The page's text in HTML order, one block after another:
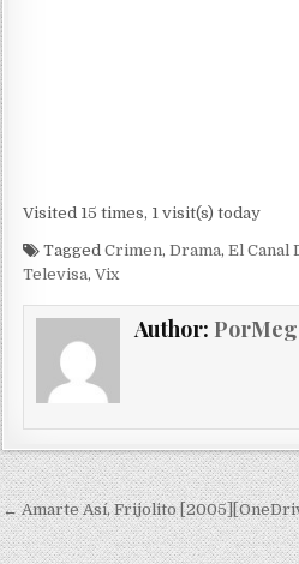
Visited 15 times, 1 visit(s) today
Tagged Crimen, Drama, El Canal
Televisa, Vix
Author:
Navegación de
← Amarte Así, Frijolito